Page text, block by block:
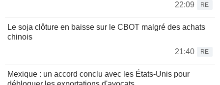
22:09
RE
Le soja clôture en baisse sur le CBOT malgré des achats
chinois
21:40
RE
Mexique : un accord conclu avec les États-Unis pour